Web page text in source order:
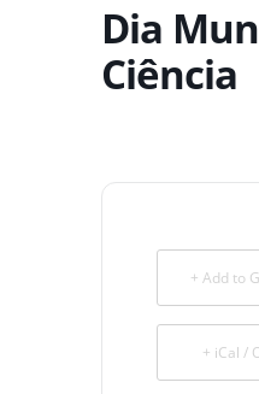
Dia
Ciência
+ Add to
+ iCal /